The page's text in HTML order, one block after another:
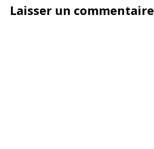
Laisser un commentaire